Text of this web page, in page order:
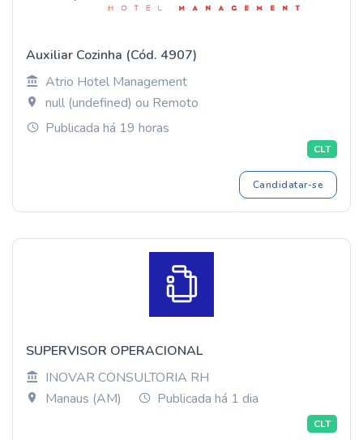
Auxiliar Cozinha (Cód. 4907)
Atrio Hotel Management
null (undefined) ou Remoto
Publicada há 19 horas
CLT
Candidatar-se
SUPERVISOR OPERACIONAL
INOVAR CONSULTORIA RH
Manaus (AM)
Publicada há 1 dia
CLT